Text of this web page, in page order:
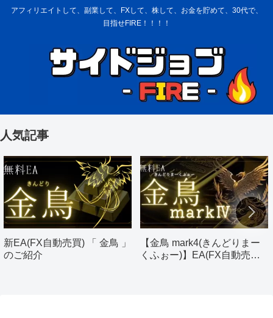
アフィリエイトして、副業して、FXして、株して、お金を貯めて、30代で、
目指せFIRE！！！！
人気記事
新EA(FX自動売買) 「 金鳥 」
のご紹介
【金鳥 mark4(きんどりまー
くふぉー)】EA(FX自動売買)